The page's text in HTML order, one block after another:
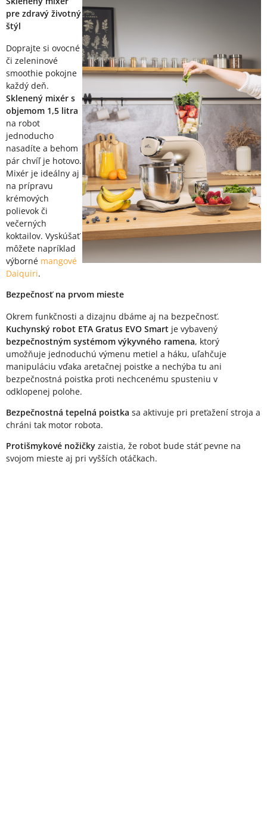
pre zdravý životný
štýl
Doprajte si ovocné
či zeleninové
smoothie pokojne
každý deň.
Sklenený mixér s
objemom 1,5 litra
na robot
jednoducho
nasadíte a behom
pár chvíľ je hotovo.
Mixér je ideálny aj
na prípravu
krémových
polievok či
večerných
koktailov. Vyskúšať
môžete napríklad
výborné mangové
Daiquiri.
Bezpečnosť na prvom mieste
Okrem funkčnosti a dizajnu dbáme aj na bezpečnosť.
Kuchynský robot ETA Gratus EVO Smart je vybavený
bezpečnostným systémom výkyvného ramena, ktorý
umožňuje jednoduchú výmenu metiel a háku, uľahčuje
manipuláciu vďaka aretačnej poistke a nechýba tu ani
bezpečnostná poistka proti nechcenému spusteniu v
odklopenej polohe.
Bezpečnostná tepelná poistka sa aktivuje pri preťažení stroja a
chráni tak motor robota.
Protišmykové nožičky zaistia, že robot bude stáť pevne na
svojom mieste aj pri vyšších otáčkach.